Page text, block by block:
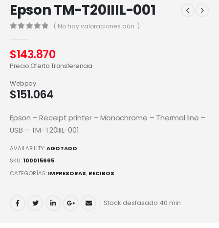
Epson TM-T20IIIL-001
( No hay valoraciones aún. )
$143.870
Precio Oferta Transferencia
$151.064
Webpay
Epson – Receipt printer – Monochrome – Thermal line –
USB – TM-T20IIIL-001
AVAILABILITY:AGOTADO
SKU:100015665
CATEGORÍAS: IMPRESORAS, RECIBOS
Stock desfasado 40 min